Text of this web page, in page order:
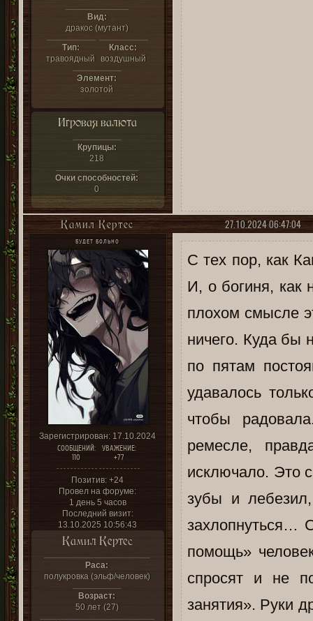
Вид:
дракос (мутант)
Тип:
травоядный
Класс:
воздушный
Элемент:
золотой
Игровая валюта
Крупицы:
218
Очки способностей:
0
27.10.2024 06:47:04
Камил Кертес
БУДЕТ БОЛЬНО
Зарегистрирован: 17.10.2024
СООБЩЕНИЙ:
110
УВАЖЕНИЕ:
+77
Позитив: +24
Провел на форуме:
1 день 5 часов
Последний визит:
13.10.2025 10:56:43
Камил Кертес
Раса:
полукровка (эльф/человек)
Возраст:
50 лет (27)
С тех пор, как
И, о богиня, как
плохом смысле
ничего. Куда бы
по пятам
удавалось
чтобы
ремесле,
исключало. Это
зубы и
захлопнуться…
помощь»
спросят и не
занятия». Руки